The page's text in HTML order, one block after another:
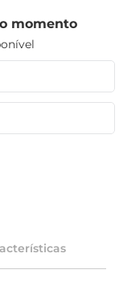
momento